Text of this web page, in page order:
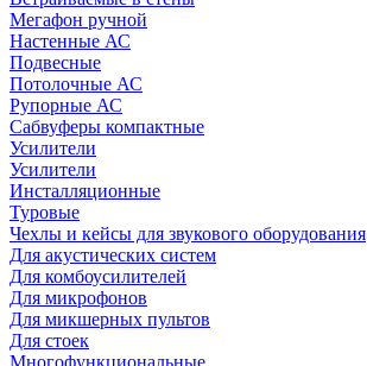
Мегафон ручной
Настенные АС
Подвесные
Потолочные АС
Рупорные АС
Сабвуферы компактные
Усилители
Усилители
Инсталляционные
Туровые
Чехлы и кейсы для звукового оборудования
Для акустических систем
Для комбоусилителей
Для микрофонов
Для микшерных пультов
Для стоек
Многофункциональные